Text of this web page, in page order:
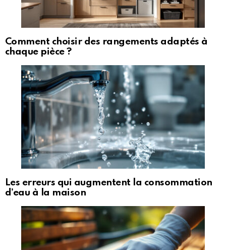
Comment choisir des rangements adaptés à
chaque pièce ?
Les erreurs qui augmentent la consommation
d’eau à la maison